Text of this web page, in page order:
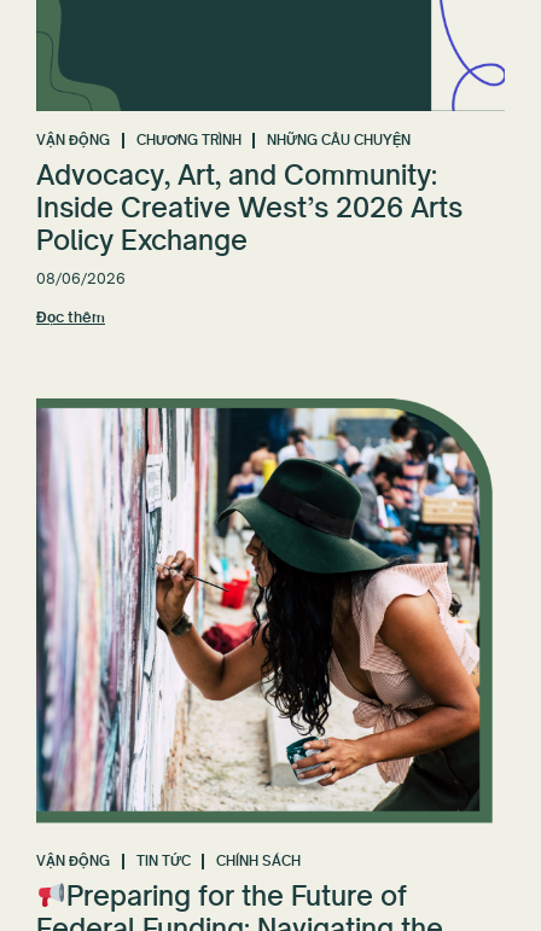
VẬN ĐỘNG CHƯƠNG TRÌNH NHỮNG CÂU CHUYỆN
Advocacy, Art, and Community:
Inside Creative West’s 2026 Arts
Policy Exchange
08/06/2026
Đọc thêm
VẬN ĐỘNG TIN TỨC CHÍNH SÁCH
Preparing for the Future of